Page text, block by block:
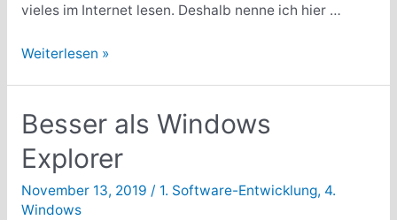
vieles im Internet lesen. Deshalb nenne ich hier …
Unscharfe
C#
WinForm-
Anwendungen
unter
Windows
Weiterlesen »
Besser als Windows
Explorer
November 13, 2019 / 1. Software-Entwicklung, 4.
Windows